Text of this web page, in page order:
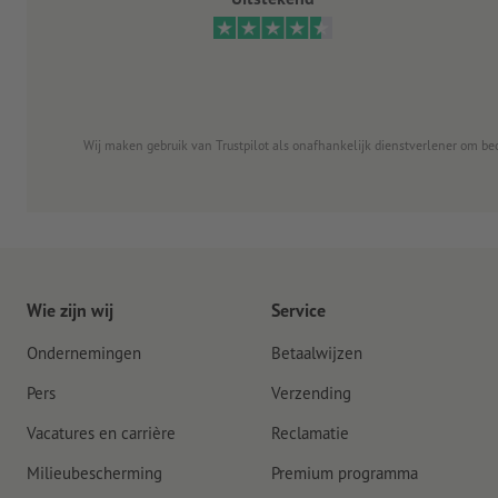
Wij maken gebruik van Trustpilot als onafhankelijk dienstverlener om
Wie zijn wij
Ondernemingen
Pers
Vacatures en carrière
Milieubescherming
Service
Betaalwijzen
Verzending
Reclamatie
Premium programma